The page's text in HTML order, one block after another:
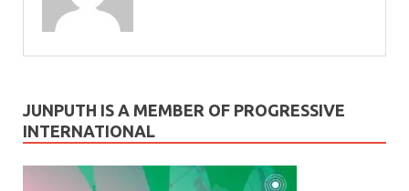
JUNPUTH IS A MEMBER OF PROGRESSIVE
INTERNATIONAL